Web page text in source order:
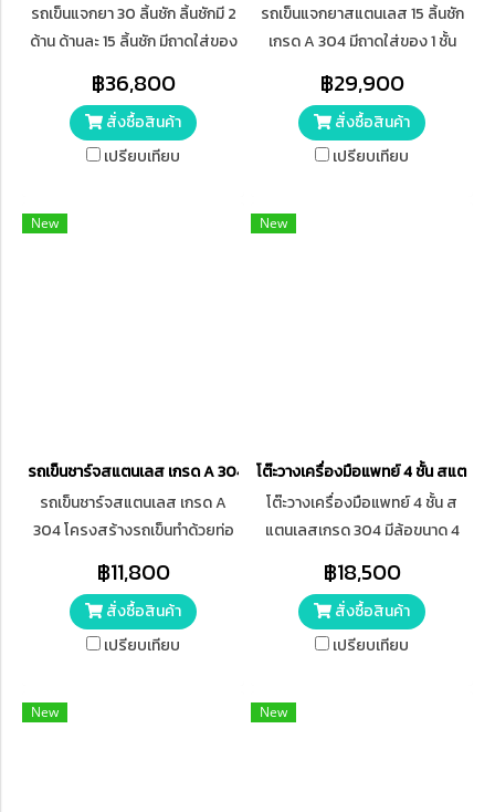
รถเข็นแจกยา 30 ลิ้นชัก ลิ้นชักมี 2
ด้าน ด้านละ 15 ลิ้นชัก มีถาดใส่ของ
นิ้ว 4 ล้อ มีเบรกแบบทแยงมุม 2
ล้อ
฿36,800
สั่งซื้อสินค้า
เปรียบเทียบ
รถเข็นแจกยาสแตนเลส 15 ลิ้นชัก
เกรด A 304 มีถาดใส่ของ 1 ชั้น
ล้อ มีเบรกแบบทแยงมุม 2 ล้อ
฿29,900
สั่งซื้อสินค้า
เปรียบเทียบ
New
รถเข็นชาร์จสแตนเลส เกรด A 304
รถเข็นชาร์จสแตนเลส เกรด A
304 โครงสร้างรถเข็นทำด้วยท่อ
ทำด้วยเพลากลม ความห่างของ
ช่อง (กว้าง5) x (ยาว5) ซม.
฿11,800
สั่งซื้อสินค้า
เปรียบเทียบ
New
โต๊ะวางเครื่องมือแพทย์ 4 ชั้น สแตนเ
โต๊ะวางเครื่องมือแพทย์ 4 ชั้น ส
แตนเลสเกรด 304 มีล้อขนาด 4
฿18,500
สั่งซื้อสินค้า
เปรียบเทียบ
New New